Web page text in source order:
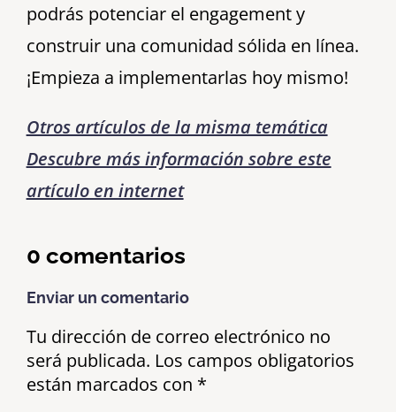
podrás potenciar el engagement y
construir una comunidad sólida en línea.
¡Empieza a implementarlas hoy mismo!
Otros artículos de la misma temática
Descubre más información sobre este
artículo en internet
0 comentarios
Enviar un comentario
Tu dirección de correo electrónico no
será publicada. Los campos obligatorios
están marcados con *